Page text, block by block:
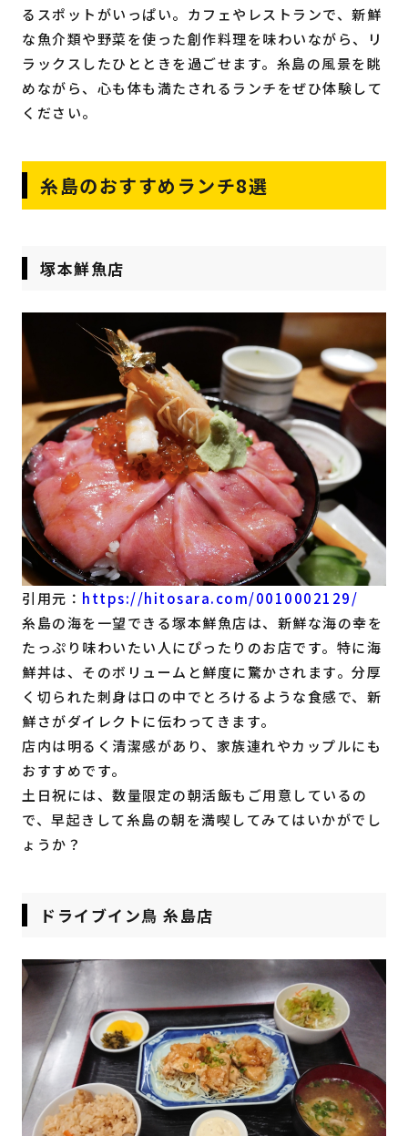
るスポットがいっぱい。カフェやレストランで、新鮮
な魚介類や野菜を使った創作料理を味わいながら、リ
ラックスしたひとときを過ごせます。糸島の風景を眺
めながら、心も体も満たされるランチをぜひ体験して
ください。
糸島のおすすめランチ8選
塚本鮮魚店
引用元： https://hitosara.com/0010002129/
糸島の海を一望できる塚本鮮魚店は、新鮮な海の幸を
たっぷり味わいたい人にぴったりのお店です。特に海
鮮丼は、そのボリュームと鮮度に驚かされます。分厚
く切られた刺身は口の中でとろけるような食感で、新
鮮さがダイレクトに伝わってきます。
店内は明るく清潔感があり、家族連れやカップルにも
おすすめです。
土日祝には、数量限定の朝活飯もご用意しているの
で、早起きして糸島の朝を満喫してみてはいかがでし
ょうか？
ドライブイン鳥 糸島店